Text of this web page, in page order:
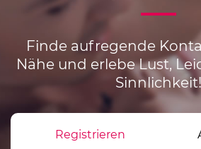
Finde aufregende
Nähe und erlebe Lust,
Sinnlichkeit!
Registrieren